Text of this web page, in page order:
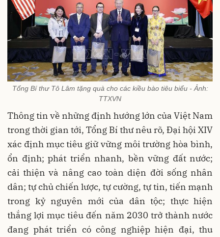
Tổng Bí thư Tô Lâm tặng quà cho các kiều bào tiêu biểu - Ảnh:
TTXVN
Thông tin về những định hướng lớn của Việt Nam
trong thời gian tới, Tổng Bí thư nêu rõ, Đại hội XIV
xác định mục tiêu giữ vững môi trường hòa bình,
ổn định; phát triển nhanh, bền vững đất nước;
cải thiện và nâng cao toàn diện đời sống nhân
dân; tự chủ chiến lược, tự cường, tự tin, tiến mạnh
trong kỷ nguyên mới của dân tộc; thực hiện
thắng lợi mục tiêu đến năm 2030 trở thành nước
đang phát triển có công nghiệp hiện đại, thu